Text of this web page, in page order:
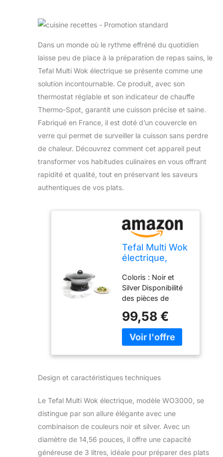
Dans un monde où le rythme effréné du quotidien
laisse peu de place à la préparation de repas sains, le
Tefal Multi Wok électrique se présente comme une
solution incontournable. Ce produit, avec son
thermostat réglable et son indicateur de chauffe
Thermo-Spot, garantit une cuisson précise et saine.
Fabriqué en France, il est doté d’un couvercle en
verre qui permet de surveiller la cuisson sans perdre
de chaleur. Découvrez comment cet appareil peut
transformer vos habitudes culinaires en vous offrant
rapidité et qualité, tout en préservant les saveurs
authentiques de vos plats.
Tefal Multi Wok
électrique,
réglable,
Cuisson saine,
Indicateur de
chauffe
Thermo-Spot,
Couvercle en
verre, Fabriqué
en France
Coloris : Noir et
Silver Disponibilité
des pièces de
achat du produit : 5
ans Puissance :
1200 W Poids du
99,58 €
Design et caractéristiques techniques
Le Tefal Multi Wok électrique, modèle WO3000, se
distingue par son allure élégante avec une
combinaison de couleurs noir et silver. Avec un
diamètre de 14,56 pouces, il offre une capacité
généreuse de 3 litres, idéale pour préparer des plats